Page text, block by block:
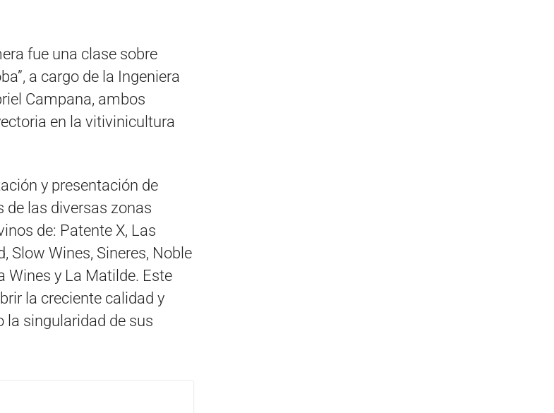
fue una clase sobre
a cargo de la Ingeniera
Campana, ambos
en la vitivinicultura
y presentación de
de las diversas zonas
de: Patente X, Las
Slow Wines, Sineres, Noble
Wines y La Matilde. Este
la creciente calidad y
la singularidad de sus